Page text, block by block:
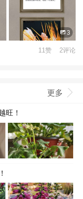
3
11赞 2评论
更多
旺！